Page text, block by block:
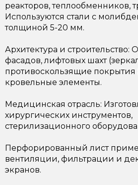
реакторов, теплообменников,
Используются стали с
толщиной 5-20 мм.
Архитектура и строительство:
фасадов, лифтовых шахт
противоскользящие
кровельные элементы.
Медицинская отрасль:
хирургических инструментов,
стерилизационного
Перфорированный лист
вентиляции, фильтрации и
экранов.